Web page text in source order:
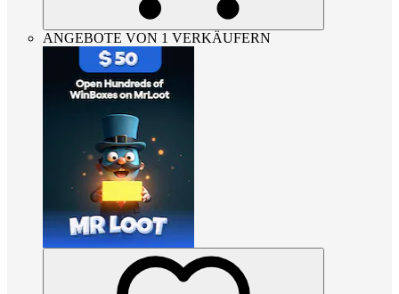
ANGEBOTE VON 1 VERKÄUFERN